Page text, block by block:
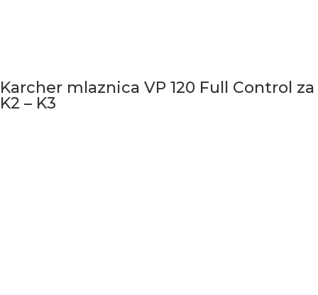
Karcher mlaznica VP 120 Full Control za
K2 – K3